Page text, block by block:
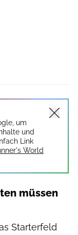
um
und
Link
World
müssen
Starterfeld